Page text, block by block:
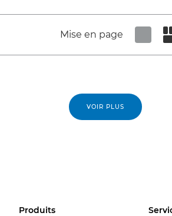
Mise en page
VOIR PLUS
Produits